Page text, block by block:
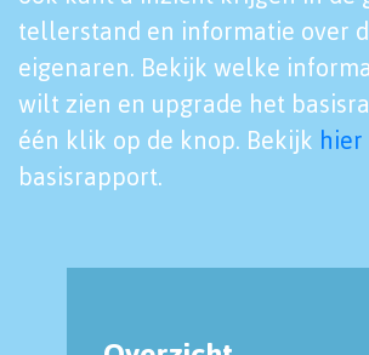
tellerstand en informatie over
eigenaren. Bekijk welke
wilt zien en upgrade het
één klik op de knop. Bekijk hier
basisrapport.